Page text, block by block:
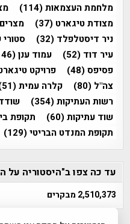
מלחמת העצמאות(114)
מצודת טיגארט (37) מצרים
ניר דיסטלפלד (32)
עיר דוד (52) עמוד ענן(146)
פסיפס(48) פרויקט
צה"ל (80) קלרה עמית(51)
רשות העתיקות(354)
שוד עתיקות(60) תקופת
תקופת המנדט הבריטי(129)
עד כה צפו ב"היסטוריה על
2,510,373 מבקרים